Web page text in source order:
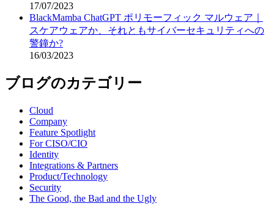
17/07/2023
BlackMamba ChatGPT ポリモーフィック マルウェア｜
スケアウェアか、それともサイバーセキュリティへの
警鐘か?
16/03/2023
ブログのカテゴリー
Cloud
Company
Feature Spotlight
For CISO/CIO
Identity
Integrations & Partners
Product/Technology
Security
The Good, the Bad and the Ugly